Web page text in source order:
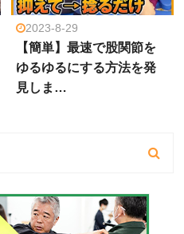
2023-8-29
【簡単】最速で股関節を
ゆるゆるにする方法を発
見しま…